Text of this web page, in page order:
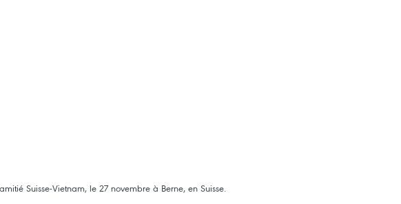
Suisse-Vietnam, le 27 novembre à Berne, en Suisse.